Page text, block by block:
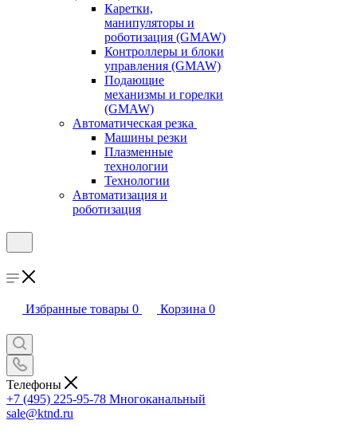
Каретки,
манипуляторы и
роботизация (GMAW)
Контроллеры и блоки
управления (GMAW)
Подающие
механизмы и горелки
(GMAW)
Автоматическая резка
Машины резки
Плазменные
технологии
Технологии
Автоматизация и
роботизация
Избранные товары 0 Корзина 0
Телефоны
+7 (495) 225-95-78 Многоканальный
sale@ktnd.ru